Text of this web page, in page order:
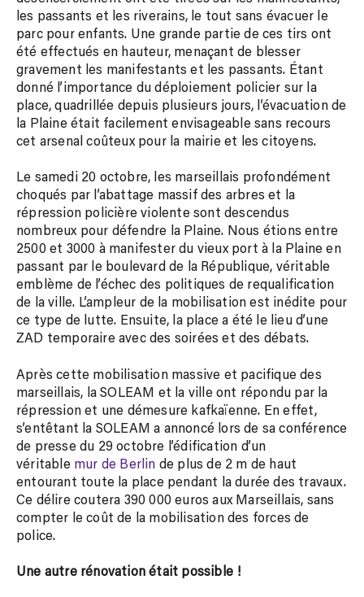
les passants et les riverains, le tout sans évacuer le
parc pour enfants. Une grande partie de ces tirs ont
été effectués en hauteur, menaçant de blesser
gravement les manifestants et les passants. Étant
donné l’importance du déploiement policier sur la
place, quadrillée depuis plusieurs jours, l’évacuation de
la Plaine était facilement envisageable sans recours
cet arsenal coûteux pour la mairie et les citoyens.
Le samedi 20 octobre, les marseillais profondément
choqués par l’abattage massif des arbres et la
répression policière violente sont descendus
nombreux pour défendre la Plaine. Nous étions entre
2500 et 3000 à manifester du vieux port à la Plaine en
passant par le boulevard de la République, véritable
emblème de l’échec des politiques de requalification
de la ville. L’ampleur de la mobilisation est inédite pour
ce type de lutte. Ensuite, la place a été le lieu d’une
ZAD temporaire avec des soirées et des débats.
Après cette mobilisation massive et pacifique des
marseillais, la SOLEAM et la ville ont répondu par la
répression et une démesure kafkaïenne. En effet,
s’entêtant la SOLEAM a annoncé lors de sa conférence
de presse du 29 octobre l’édification d’un
véritable mur de Berlin de plus de 2 m de haut
entourant toute la place pendant la durée des travaux.
Ce délire coutera 390 000 euros aux Marseillais, sans
compter le coût de la mobilisation des forces de
police.
Une autre rénovation était possible !